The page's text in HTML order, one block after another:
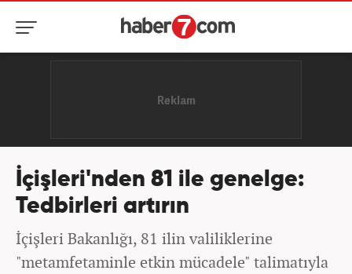
İçişleri'nden 81 ile genelge:
Tedbirleri artırın
İçişleri Bakanlığı, 81 ilin valiliklerine
"metamfetaminle etkin mücadele" talimatıyla